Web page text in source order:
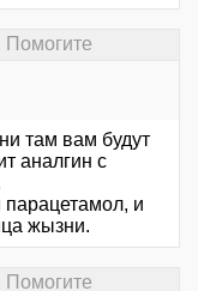
Помогите
там вам будут
аналгин с
и
жызни.
Помогите